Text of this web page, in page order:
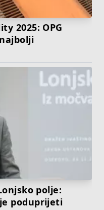
2025: OPG
polje:
poduprijeti